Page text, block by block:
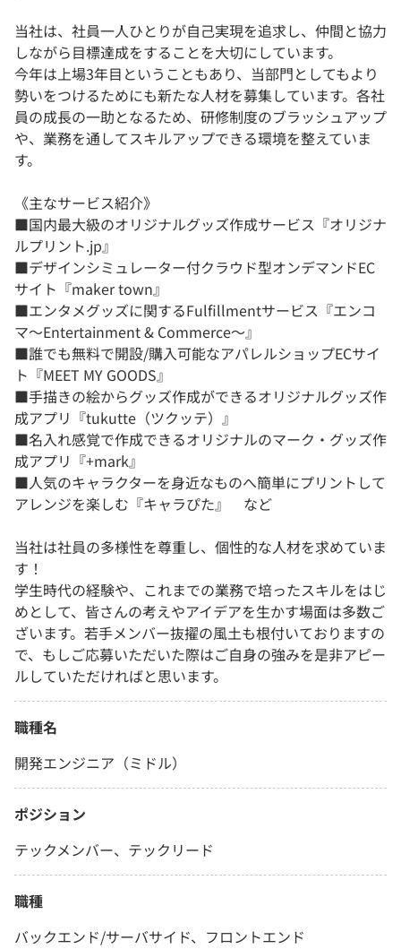
当社は、社員一人ひとりが自己実現を追求し、仲間と協力
しながら目標達成をすることを大切にしています。
今年は上場3年目ということもあり、当部門としてもより
勢いをつけるためにも新たな人材を募集しています。各社
員の成長の一助となるため、研修制度のブラッシュアップ
や、業務を通してスキルアップできる環境を整えていま
す。
《主なサービス紹介》
■国内最大級のオリジナルグッズ作成サービス『オリジナ
ルプリント.jp』
■デザインシミュレーター付クラウド型オンデマンドEC
サイト『maker town』
■エンタメグッズに関するFulfillmentサービス『エンコ
マ～Entertainment & Commerce～』
■誰でも無料で開設/購入可能なアパレルショップECサイ
ト『MEET MY GOODS』
■手描きの絵からグッズ作成ができるオリジナルグッズ作
成アプリ『tukutte（ツクッテ）』
■名入れ感覚で作成できるオリジナルのマーク・グッズ作
成アプリ『+mark』
■人気のキャラクターを身近なものへ簡単にプリントして
アレンジを楽しむ『キャラぴた』 など
当社は社員の多様性を尊重し、個性的な人材を求めていま
す！
学生時代の経験や、これまでの業務で培ったスキルをはじ
めとして、皆さんの考えやアイデアを生かす場面は多数ご
ざいます。若手メンバー抜擢の風土も根付いておりますの
で、もしご応募いただいた際はご自身の強みを是非アピー
ルしていただければと思います。
職種名
開発エンジニア（ミドル）
ポジション
テックメンバー、テックリード
職種
バックエンド/サーバサイド、フロントエンド